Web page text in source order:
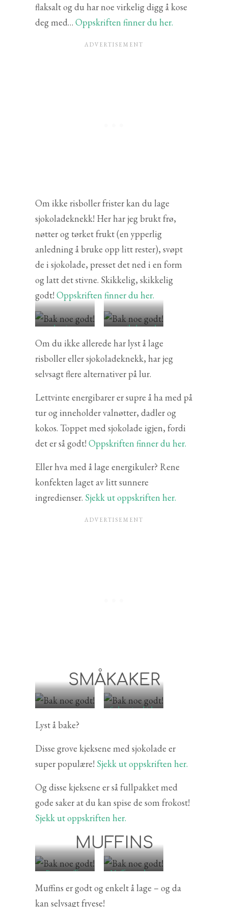
flaksalt og du har noe virkelig digg å kose
deg med… Oppskriften finner du her.
Om ikke risboller frister kan du lage
sjokoladeknekk! Her har jeg brukt frø,
nøtter og tørket frukt (en ypperlig
anledning å bruke opp litt rester), svøpt
de i sjokolade, presset det ned i en form
og latt det stivne. Skikkelig, skikkelig
godt! Oppskriften finner du her.
lettvinte
energibarer
energikuler med
kokos og
sjokolade
Om du ikke allerede har lyst å lage
risboller eller sjokoladeknekk, har jeg
selvsagt flere alternativer på lur.
Lettvinte energibarer er supre å ha med på
tur og inneholder valnøtter, dadler og
kokos. Toppet med sjokolade igjen, fordi
det er så godt! Oppskriften finner du her.
Eller hva med å lage energikuler? Rene
konfekten laget av litt sunnere
ingredienser. Sjekk ut oppskriften her.
SMÅKAKER
grove
sjokoladekjeks
frokost i en kjeks
Lyst å bake?
Disse grove kjeksene med sjokolade er
super populære! Sjekk ut oppskriften her.
Og disse kjeksene er så fullpakket med
gode saker at du kan spise de som frokost!
Sjekk ut oppskriften her.
MUFFINS
Bananmuffins
Muffins med ost,
skinke og spinat
Muffins er godt og enkelt å lage – og da
kan selvsagt fryese!